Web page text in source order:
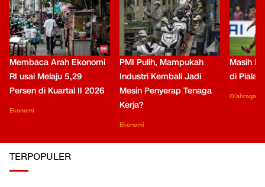
Membaca Arah Ekonomi
RI usai Melaju 5,29
Persen di Kuartal II 2026
Ekonomi
PMI Pulih, Mampukah
Industri Kembali Jadi
Mesin Penyerap Tenaga
Kerja?
Ekonomi
Masih
di Piala
Olahraga
TERPOPULER